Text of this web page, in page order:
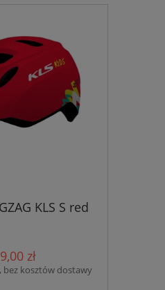
KLS S red
zł
bez kosztów dostawy